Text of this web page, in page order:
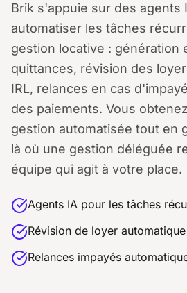
Brik s'appuie sur des agents
automatiser les tâches
gestion locative : génération
quittances, révision des
IRL, relances en cas
des paiements. Vous
gestion automatisée tout en
là où une gestion déléguée
équipe qui agit à votre place.
Agents IA pour les tâches
Révision de loyer
Relances impayés